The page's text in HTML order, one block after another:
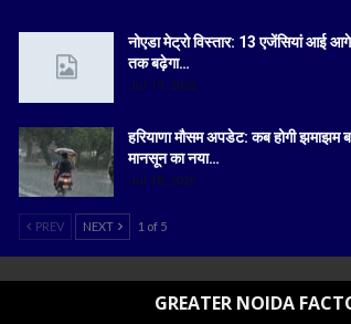
नोएडा मेट्रो विस्तार: 13 एजेंसियां आई
तक बढ़ेगा…
Jul 19, 2026
हरियाणा मौसम अपडेट: कब होगी झमाझम
मानसून का नया…
Jul 18, 2026
PREV NEXT 1 of 5
GREATER NOIDA FACTORY FIRE